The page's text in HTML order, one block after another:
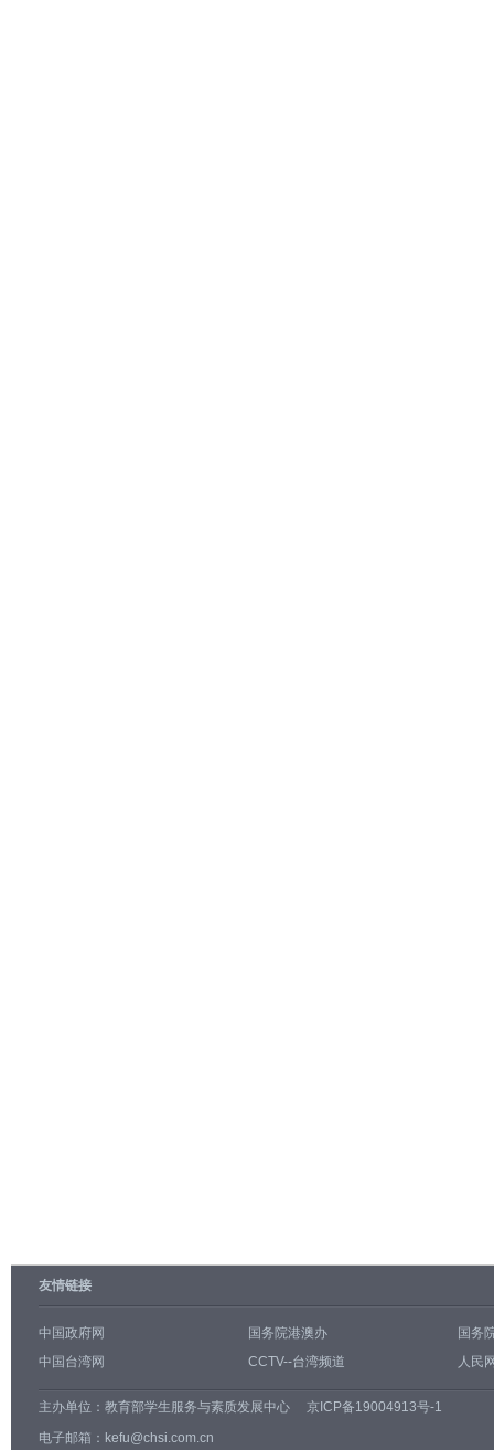
友情链接
中国政府网 国务院港澳办
国务
中国台湾网
CCTV--台湾频道 人民
主办单位： 教育部学生服务与素质发展中心
京ICP备19004913号-1
电子邮箱：kefu@chsi.com.cn